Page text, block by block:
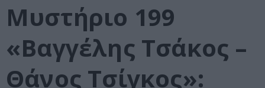
Μυστήριο 199
«Βαγγέλης Τσάκος –
Θάνος Τσίγκος»: